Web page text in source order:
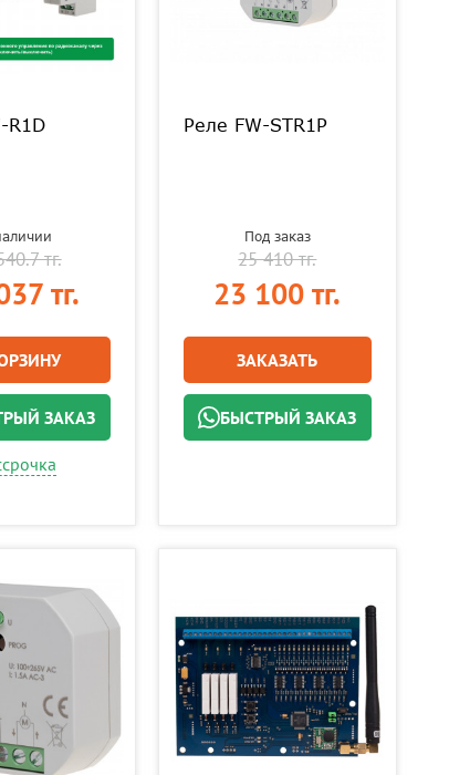
R1D
тг.
тг.
ЗАКАЗ
Реле FW-STR1P
Под заказ
25 410 тг.
23 100 тг.
ЗАКАЗАТЬ
БЫСТРЫЙ ЗАКАЗ